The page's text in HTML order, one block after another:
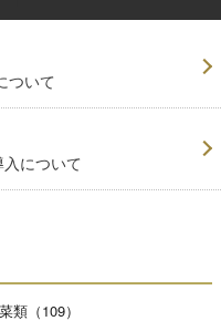
ついて
について
類（109）